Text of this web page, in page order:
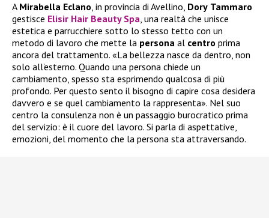
A Mirabella Eclano, in provincia di Avellino, Dory Tammaro
gestisce Elisir Hair Beauty Spa, una realtà che unisce
estetica e parrucchiere sotto lo stesso tetto con un
metodo di lavoro che mette la persona al centro prima
ancora del trattamento. «La bellezza nasce da dentro, non
solo all’esterno. Quando una persona chiede un
cambiamento, spesso sta esprimendo qualcosa di più
profondo. Per questo sento il bisogno di capire cosa desidera
davvero e se quel cambiamento la rappresenta». Nel suo
centro la consulenza non è un passaggio burocratico prima
del servizio: è il cuore del lavoro. Si parla di aspettative,
emozioni, del momento che la persona sta attraversando.